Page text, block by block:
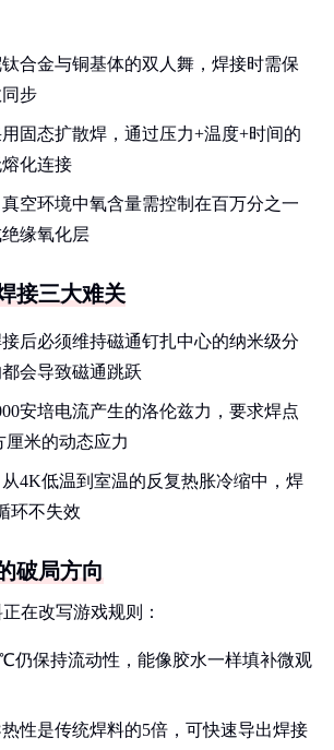
钛合金与铜基体的双人舞，焊接时需保
步
用固态扩散焊，通过压力+温度+时间的
化连接
真空环境中氧含量需控制在百万分之一
缘氧化层
接三大难关
接后必须维持磁通钉扎中心的纳米级分
会导致磁通跳跃
安培电流产生的洛伦兹力，要求焊点
厘米的动态应力
从4K低温到室温的反复热胀冷缩中，焊
环不失效
破局方向
在改写游戏规则：
仍保持流动性，能像胶水一样填补微观
性是传统焊料的5倍，可快速导出焊接